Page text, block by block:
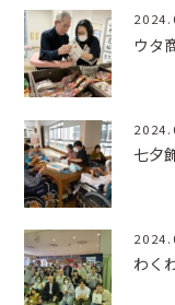
ウタ
七夕
わく